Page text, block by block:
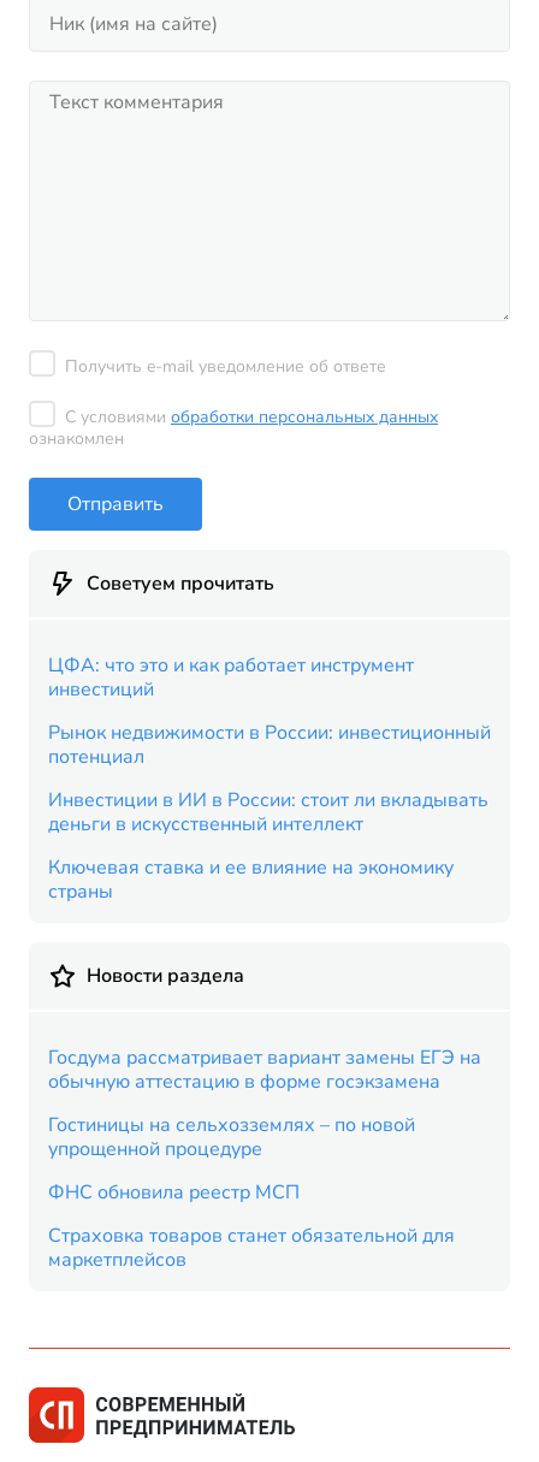
Получить e-mail уведомление об ответе
С условиями обработки персональных данных
ознакомлен
Отправить
Советуем прочитать
ЦФА: что это и как работает инструмент
инвестиций
Рынок недвижимости в России: инвестиционный
потенциал
Инвестиции в ИИ в России: стоит ли вкладывать
деньги в искусственный интеллект
Ключевая ставка и ее влияние на экономику
страны
Новости раздела
Госдума рассматривает вариант замены ЕГЭ на
обычную аттестацию в форме госэкзамена
Гостиницы на сельхозземлях – по новой
упрощенной процедуре
ФНС обновила реестр МСП
Страховка товаров станет обязательной для
маркетплейсов